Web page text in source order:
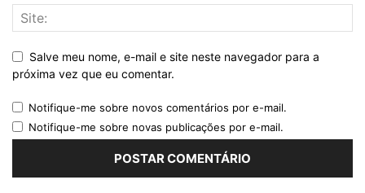
Salve meu nome, e-mail e site neste navegador para a
próxima vez que eu comentar.
Notifique-me sobre novos comentários por e-mail.
Notifique-me sobre novas publicações por e-mail.